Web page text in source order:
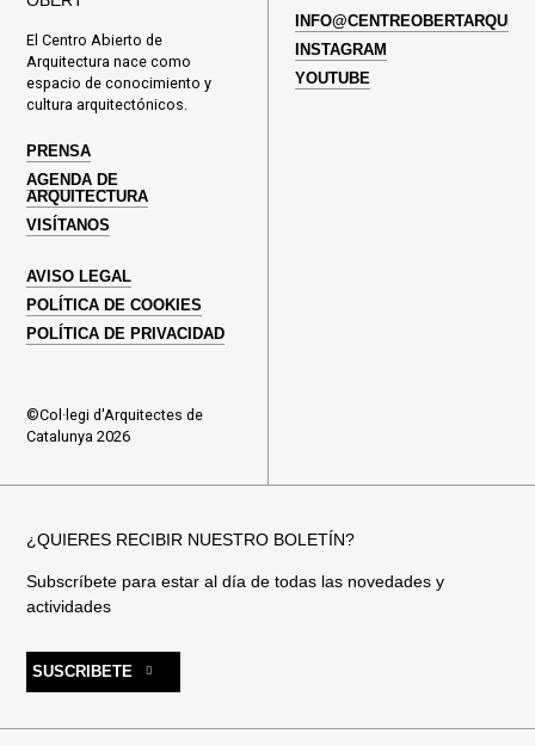
El Centro Abierto de
Arquitectura nace como
espacio de conocimiento y
cultura arquitectónicos.
PRENSA
AGENDA DE
ARQUITECTURA
VISÍTANOS
AVISO LEGAL
POLÍTICA DE COOKIES
POLÍTICA DE PRIVACIDAD
©Col·legi d'Arquitectes de
Catalunya 2026
INSTAGRAM
YOUTUBE
¿QUIERES RECIBIR NUESTRO BOLETÍN?
Subscríbete para estar al día de todas las novedades y
actividades
SUSCRIBETE